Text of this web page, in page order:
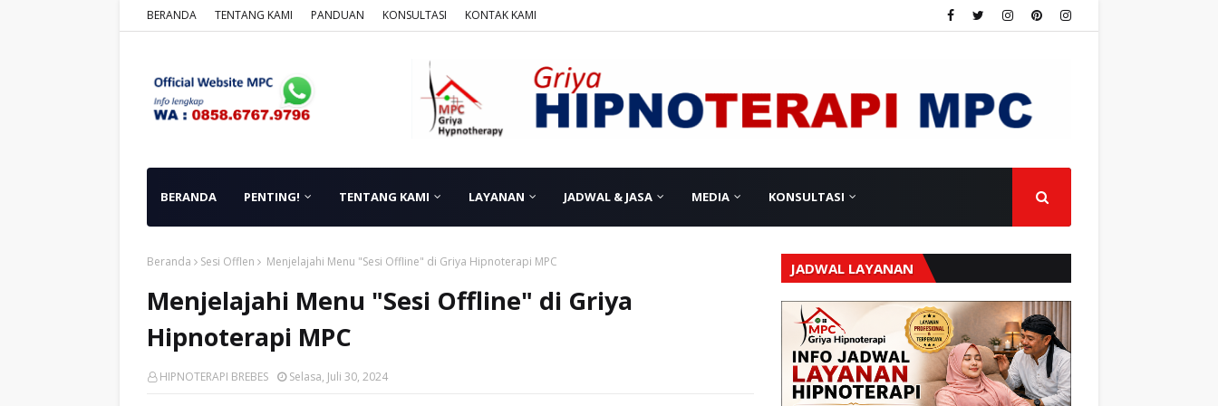
BERANDA TENTANG KAMI PANDUAN KONSULTASI KONTAK KAMI
BERANDA PENTING! TENTANG KAMI LAYANAN JADWAL & JASA MEDIA KONSULTASI
Beranda Sesi Offlen Menjelajahi Menu "Sesi Offline" di Griya Hipnoterapi MPC
Menjelajahi Menu "Sesi Offline" di Griya
Hipnoterapi MPC
HIPNOTERAPI BREBES Selasa, Juli 30, 2024
JADWAL LAYANAN